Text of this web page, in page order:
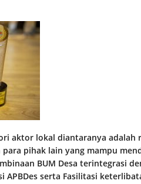
aktor lokal diantaranya adalah
pihak lain yang mampu
BUM Desa terintegrasi
APBDes serta Fasilitasi